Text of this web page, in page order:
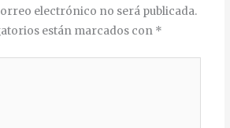
electrónico no será publicada.
están marcados con *